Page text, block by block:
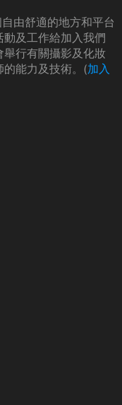
由舒適的地方和平台
及工作給加入我們
行有關攝影及化妝
的能力及技術。(加入